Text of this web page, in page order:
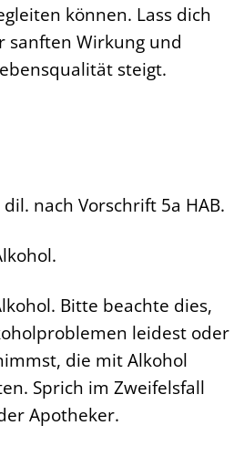
können. Lass dich
sanften Wirkung und
steigt.
nach Vorschrift 5a HAB.
Bitte beachte dies,
leidest oder
die mit Alkohol
Sprich im Zweifelsfall
Apotheker.